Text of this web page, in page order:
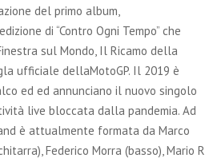
del primo album,
di “Contro Ogni Tempo” che
sul Mondo, Il Ricamo della
ufficiale dellaMotoGP. Il 2019 è
ed ed annunciano il nuovo singolo
live bloccata dalla pandemia. Ad
è attualmente formata da Marco
Federico Morra (basso), Mario R